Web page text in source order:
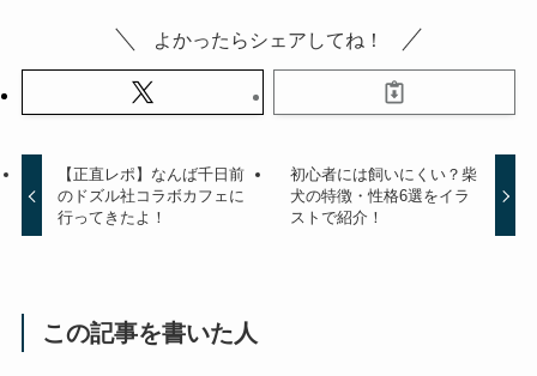
よかったらシェアしてね！
【正直レポ】なんば千日前
のドズル社コラボカフェに
行ってきたよ！
初心者には飼いにくい？柴
犬の特徴・性格6選をイラ
ストで紹介！
この記事を書いた人